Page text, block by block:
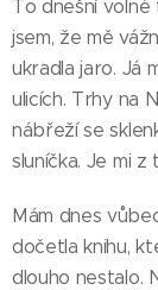
To dnešní
jsem, že mě
ukradla jaro. Já
ulicích. Trhy na
nábřeží se
sluníčka. Je mi z
Mám dnes
dočetla knihu,
dlouho nestalo.